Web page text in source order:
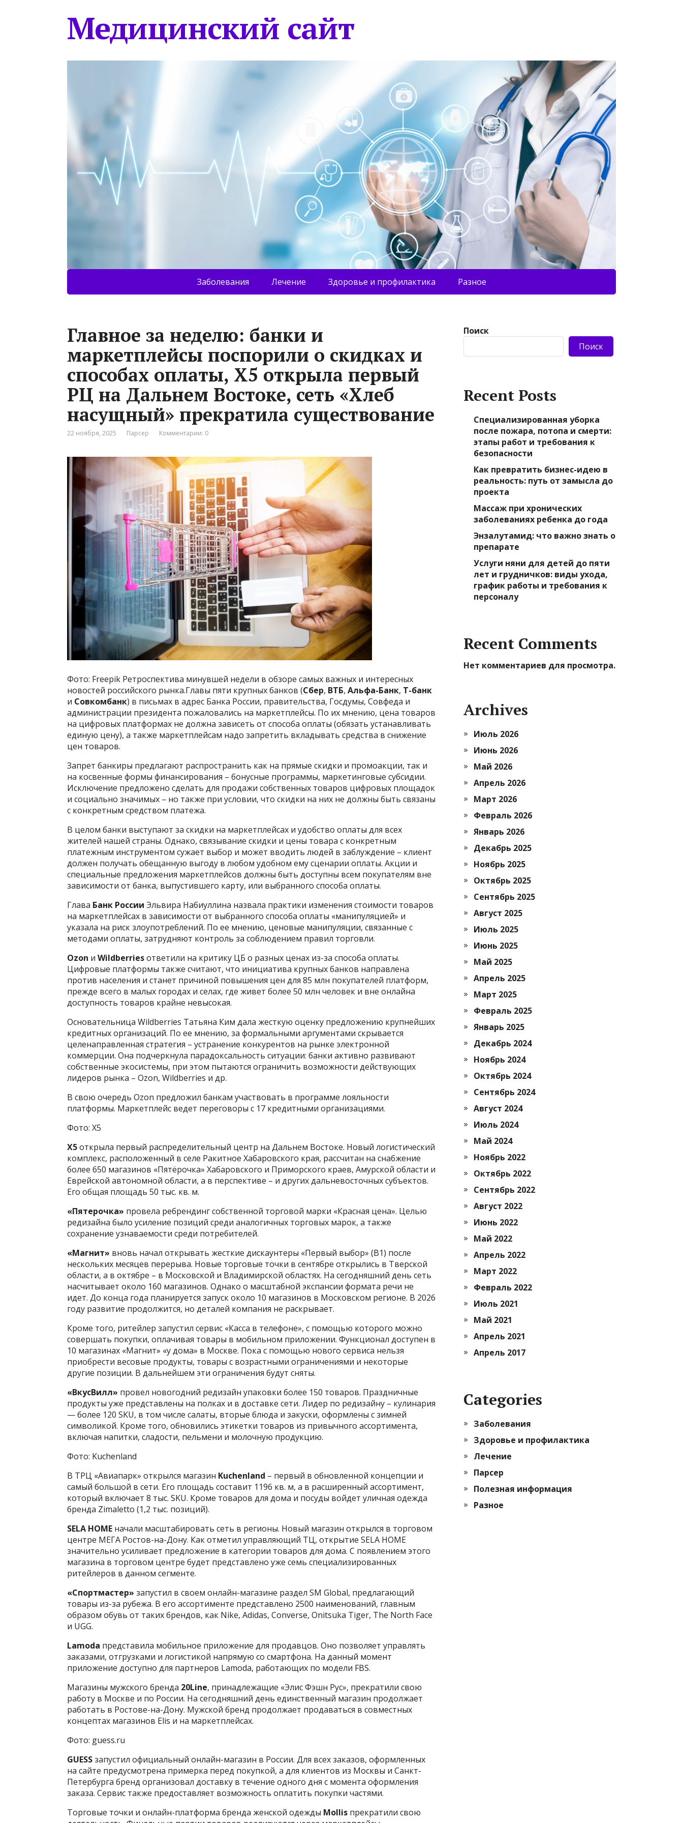
Медицинский сайт
Заболевания Лечение Здоровье и профилактика Разное
Главное за неделю: банки и
маркетплейсы поспорили о скидках и
способах оплаты, X5 открыла первый
РЦ на Дальнем Востоке, сеть «Хлеб
насущный» прекратила существование
22 ноября, 2025 Парсер Комментарии: 0
Фото: Freepik Ретроспектива минувшей недели в обзоре самых важных и интересных
новостей российского рынка.Главы пяти крупных банков (Сбер, ВТБ, Альфа-Банк, Т-банк
и Совкомбанк) в письмах в адрес Банка России, правительства, Госдумы, Совфеда и
администрации президента пожаловались на маркетплейсы. По их мнению, цена товаров
на цифровых платформах не должна зависеть от способа оплаты (обязать устанавливать
единую цену), а также маркетплейсам надо запретить вкладывать средства в снижение
цен товаров.
Запрет банкиры предлагают распространить как на прямые скидки и промоакции, так и
на косвенные формы финансирования – бонусные программы, маркетинговые субсидии.
Исключение предложено сделать для продажи собственных товаров цифровых площадок
и социально значимых – но также при условии, что скидки на них не должны быть связаны
с конкретным средством платежа.
В целом банки выступают за скидки на маркетплейсах и удобство оплаты для всех
жителей нашей страны. Однако, связывание скидки и цены товара с конкретным
платежным инструментом сужает выбор и может вводить людей в заблуждение – клиент
должен получать обещанную выгоду в любом удобном ему сценарии оплаты. Акции и
специальные предложения маркетплейсов должны быть доступны всем покупателям вне
зависимости от банка, выпустившего карту, или выбранного способа оплаты.
Глава Банк России Эльвира Набиуллина назвала практики изменения стоимости товаров
на маркетплейсах в зависимости от выбранного способа оплаты «манипуляцией» и
указала на риск злоупотреблений. По ее мнению, ценовые манипуляции, связанные с
методами оплаты, затрудняют контроль за соблюдением правил торговли.
Ozon и Wildberriesответили на критику ЦБ о разных ценах из-за способа оплаты.
Цифровые платформы также считают, что инициатива крупных банков направлена
против населения и станет причиной повышения цен для 85 млн покупателей платформ,
прежде всего в малых городах и селах, где живет более 50 млн человек и вне онлайна
доступность товаров крайне невысокая.
Основательница Wildberries Татьяна Ким дала жесткую оценку предложению крупнейших
кредитных организаций. По ее мнению, за формальными аргументами скрывается
целенаправленная стратегия – устранение конкурентов на рынке электронной
коммерции. Она подчеркнула парадоксальность ситуации: банки активно развивают
собственные экосистемы, при этом пытаются ограничить возможности действующих
лидеров рынка – Ozon, Wildberries и др.
В свою очередь Ozon предложил банкам участвовать в программе лояльности
платформы. Маркетплейс ведет переговоры с 17 кредитными организациями.
Фото: X5
X5открыла первый распределительный центр на Дальнем Востоке. Новый логистический
комплекс, расположенный в селе Ракитное Хабаровского края, рассчитан на снабжение
более 650 магазинов «Пятёрочка» Хабаровского и Приморского краев, Амурской области и
Еврейской автономной области, а в перспективе – и других дальневосточных субъектов.
Его общая площадь 50 тыс. кв. м.
«Пятерочка» провела ребрендинг собственной торговой марки «Красная цена». Целью
редизайна было усиление позиций среди аналогичных торговых марок, а также
сохранение узнаваемости среди потребителей.
«Магнит» вновь начал открывать жесткие дискаунтеры «Первый выбор» (В1) после
нескольких месяцев перерыва. Новые торговые точки в сентябре открылись в Тверской
области, а в октябре – в Московской и Владимирской областях. На сегодняшний день сеть
насчитывает около 160 магазинов. Однако о масштабной экспансии формата речи не
идет. До конца года планируется запуск около 10 магазинов в Московском регионе. В 2026
году развитие продолжится, но деталей компания не раскрывает.
Кроме того, ритейлер запустил сервис «Касса в телефоне», с помощью которого можно
совершать покупки, оплачивая товары в мобильном приложении. Функционал доступен в
10 магазинах «Магнит» «у дома» в Москве. Пока с помощью нового сервиса нельзя
приобрести весовые продукты, товары с возрастными ограничениями и некоторые
другие позиции. В дальнейшем эти ограничения будут сняты.
«ВкусВилл» провел новогодний редизайн упаковки более 150 товаров. Праздничные
продукты уже представлены на полках и в доставке сети. Лидер по редизайну – кулинария
— более 120 SKU, в том числе салаты, вторые блюда и закуски, оформлены с зимней
символикой. Кроме того, обновились этикетки товаров из привычного ассортимента,
включая напитки, сладости, пельмени и молочную продукцию.
Фото: Kuchenland
В ТРЦ «Авиапарк» открылся магазин Kuchenland – первый в обновленной концепции и
самый большой в сети. Его площадь составит 1196 кв. м, а в расширенный ассортимент,
который включает 8 тыс. SKU. Кроме товаров для дома и посуды войдет уличная одежда
бренда Zimaletto (1,2 тыс. позиций).
SELA HOME начали масштабировать сеть в регионы. Новый магазин открылся в торговом
центре МЕГА Ростов-на-Дону. Как отметил управляющий ТЦ, открытие SELA HOME
значительно усиливает предложение в категории товаров для дома. С появлением этого
магазина в торговом центре будет представлено уже семь специализированных
ритейлеров в данном сегменте.
«Спортмастер» запустил в своем онлайн-магазине раздел SM Global, предлагающий
товары из-за рубежа. В его ассортименте представлено 2500 наименований, главным
образом обувь от таких брендов, как Nike, Adidas, Converse, Onitsuka Tiger, The North Face
и UGG.
Lamoda представила мобильное приложение для продавцов. Оно позволяет управлять
заказами, отгрузками и логистикой напрямую со смартфона. На данный момент
приложение доступно для партнеров Lamoda, работающих по модели FBS.
Магазины мужского бренда 20Line, принадлежащие «Элис Фэшн Рус», прекратили свою
работу в Москве и по России. На сегодняшний день единственный магазин продолжает
работать в Ростове-на-Дону. Мужской бренд продолжает продаваться в совместных
концептах магазинов Elis и на маркетплейсах.
Фото: guess.ru
GUESSзапустил официальный онлайн-магазин в России. Для всех заказов, оформленных
на сайте предусмотрена примерка перед покупкой, а для клиентов из Москвы и Санкт-
Петербурга бренд организовал доставку в течение одного дня с момента оформления
заказа. Сервис также предоставляет возможность оплатить покупки частями.
Торговые точки и онлайн-платформа бренда женской одежды Mollis прекратили свою
Поиск
Поиск
Recent Posts
Специализированная уборка
после пожара, потопа и смерти:
этапы работ и требования к
безопасности
Как превратить бизнес-идею в
реальность: путь от замысла до
проекта
Массаж при хронических
заболеваниях ребенка до года
Энзалутамид: что важно знать о
препарате
Услуги няни для детей до пяти
лет и грудничков: виды ухода,
график работы и требования к
персоналу
Recent Comments
Нет комментариев для просмотра.
Archives
Июль 2026
Июнь 2026
Май 2026
Апрель 2026
Март 2026
Февраль 2026
Январь 2026
Декабрь 2025
Ноябрь 2025
Октябрь 2025
Сентябрь 2025
Август 2025
Июль 2025
Июнь 2025
Май 2025
Апрель 2025
Март 2025
Февраль 2025
Январь 2025
Декабрь 2024
Ноябрь 2024
Октябрь 2024
Сентябрь 2024
Август 2024
Июль 2024
Май 2024
Ноябрь 2022
Октябрь 2022
Сентябрь 2022
Август 2022
Июнь 2022
Май 2022
Апрель 2022
Март 2022
Февраль 2022
Июль 2021
Май 2021
Апрель 2021
Апрель 2017
Categories
Заболевания
Здоровье и профилактика
Лечение
Парсер
Полезная информация
Разное